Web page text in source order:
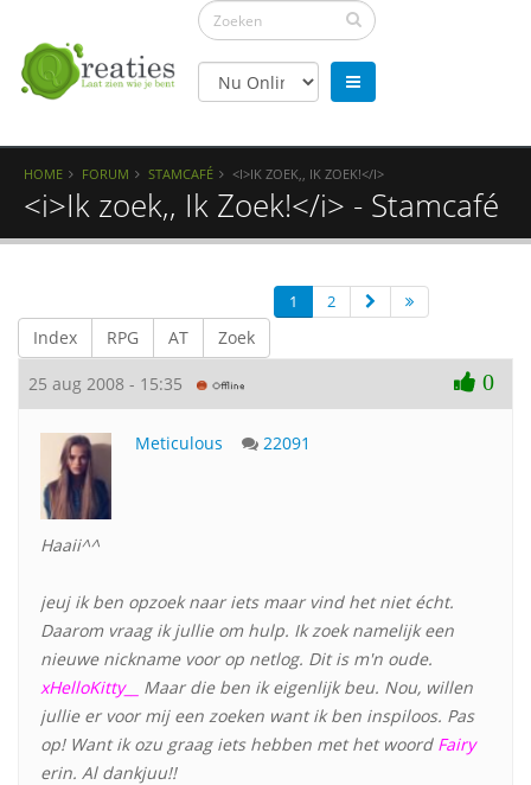
HOME FORUM STAMCAFÉ <I>IK ZOEK,, IK ZOEK!</I>
<i>Ik zoek,, Ik Zoek!</i> - Stamcafé
Index RPG AT Zoek
1 2
25 aug 2008 - 15:35 0
Meticulous 22091
Haaii^^
jeuj ik ben opzoek naar iets maar vind het niet écht.
Daarom vraag ik jullie om hulp. Ik zoek namelijk een
nieuwe nickname voor op netlog. Dit is m'n oude.
xHelloKitty__
Maar die ben ik eigenlijk beu. Nou, willen
jullie er voor mij een zoeken want ik ben inspiloos. Pas
op! Want ik ozu graag iets hebben met het woord Fairy
erin. Al dankjuu!!